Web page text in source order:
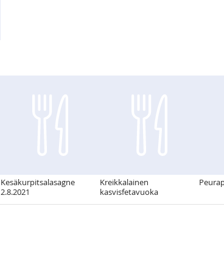
Kesäkurpitsalasagne
2.8.2021
Kreikkalainen
kasvisfetavuoka